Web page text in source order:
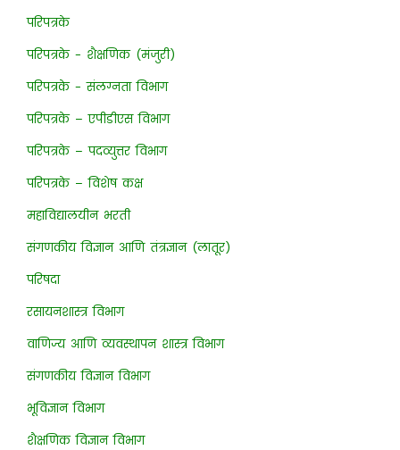
परिपत्रके
परिपत्रके - शैक्षणिक (मंजुरी)
परिपत्रके - संलग्नता विभाग
परिपत्रके – एपीडीएस विभाग
परिपत्रके – पदव्युत्तर विभाग
परिपत्रके – विशेष कक्ष
महाविद्यालयीन भरती
संगणकीय विज्ञान आणि तंत्रज्ञान (लातूर)
परिषदा
रसायनशास्त्र विभाग
वाणिज्य आणि व्यवस्थापन शास्त्र विभाग
संगणकीय विज्ञान विभाग
भूविज्ञान विभाग
शैक्षणिक विज्ञान विभाग